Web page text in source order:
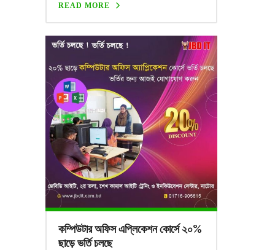
READ MORE
কম্পিউটার অফিস এপ্লিকেশন কোর্সে ২০%
ছাড়ে ভর্তি চলছে